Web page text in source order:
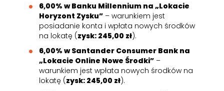
6,00% w Banku Millennium na „Lokacie
Horyzont Zysku” – warunkiem jest
posiadanie konta i wpłata nowych środków
na lokatę (zysk: 245,00 zł).
6,00% w Santander Consumer Bank na
„Lokacie Online Nowe Środki” –
warunkiem jest wpłata nowych środków na
lokatę (zysk: 245,00 zł).